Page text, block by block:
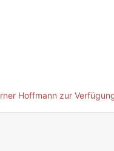
Hoffmann zur